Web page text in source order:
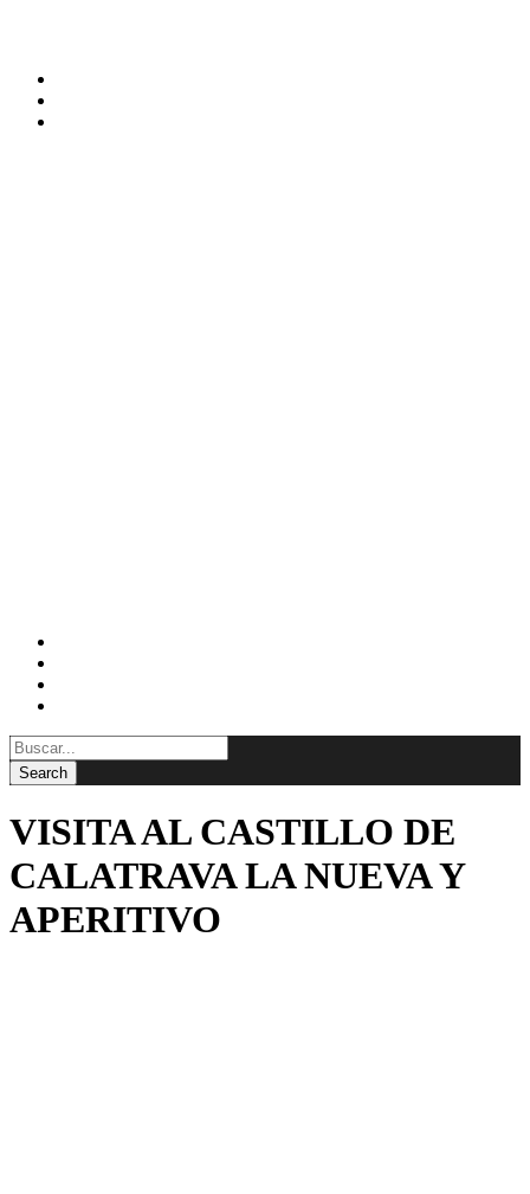
VISITA AL CASTILLO DE
CALATRAVA LA NUEVA Y
APERITIVO